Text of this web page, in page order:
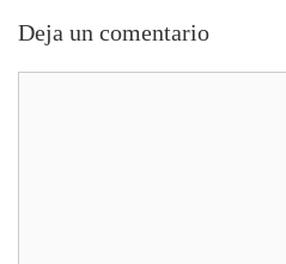
Deja un comentario